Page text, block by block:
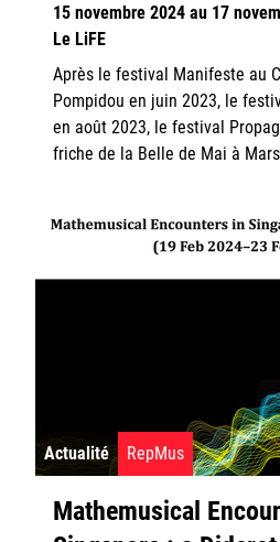
15 novembre 2024 au 17
Le LiFE
Après le festival Manifeste au
Pompidou en juin 2023, le
en août 2023, le festival
friche de la Belle de Mai à
Actualité RepMus
Mathemusical